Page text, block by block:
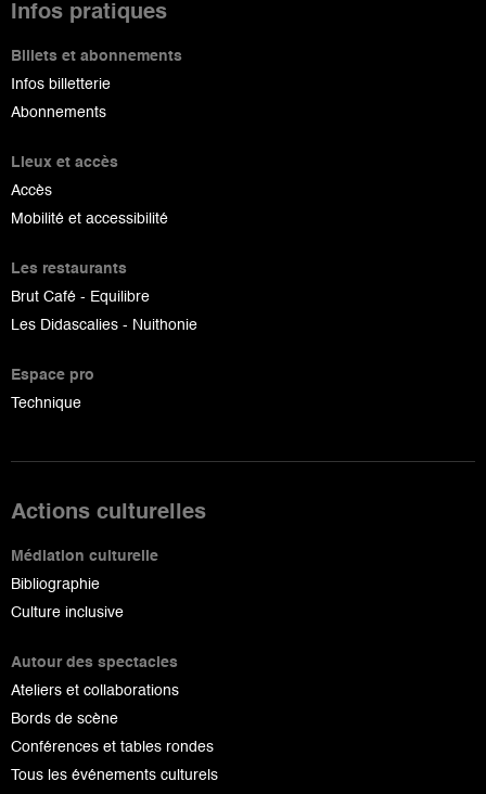
Infos pratiques
Billets et abonnements
Infos billetterie
Abonnements
Lieux et accès
Accès
Mobilité et accessibilité
Les restaurants
Brut Café - Equilibre
Les Didascalies - Nuithonie
Espace pro
Technique
Actions culturelles
Médiation culturelle
Bibliographie
Culture inclusive
Autour des spectacles
Ateliers et collaborations
Bords de scène
Conférences et tables rondes
Tous les événements culturels